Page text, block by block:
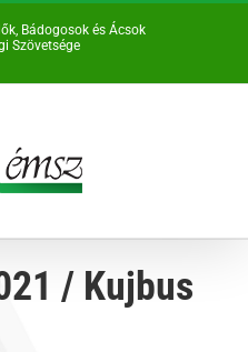
Bádogosok és Ácsok
Szövetsége
/ Kujbus